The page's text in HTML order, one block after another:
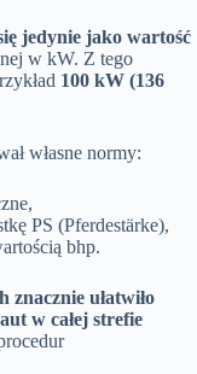
jedynie jako wartość
w kW. Z tego
100 kW (136
własne normy:
PS (Pferdestärke),
bhp.
ułatwiło
w całej strefie